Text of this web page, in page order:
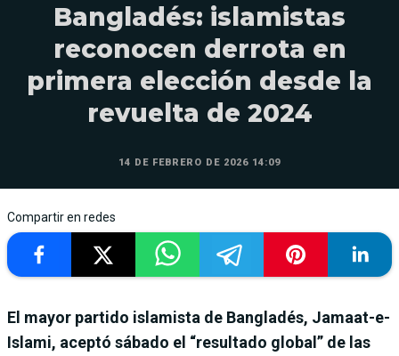
Bangladés: islamistas
reconocen derrota en
primera elección desde la
revuelta de 2024
14 DE FEBRERO DE 2026 14:09
Compartir en redes
El mayor partido islamista de Bangladés, Jamaat-e-
Islami, aceptó sábado el “resultado global” de las